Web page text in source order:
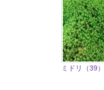
ミドリ（39）